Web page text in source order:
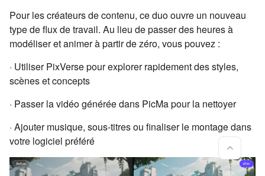
Pour les créateurs de contenu, ce duo ouvre un nouveau
type de flux de travail. Au lieu de passer des heures à
modéliser et animer à partir de zéro, vous pouvez :
· Utiliser PixVerse pour explorer rapidement des styles,
scènes et concepts
· Passer la vidéo générée dans PicMa pour la nettoyer
· Ajouter musique, sous-titres ou finaliser le montage dans
votre logiciel préféré